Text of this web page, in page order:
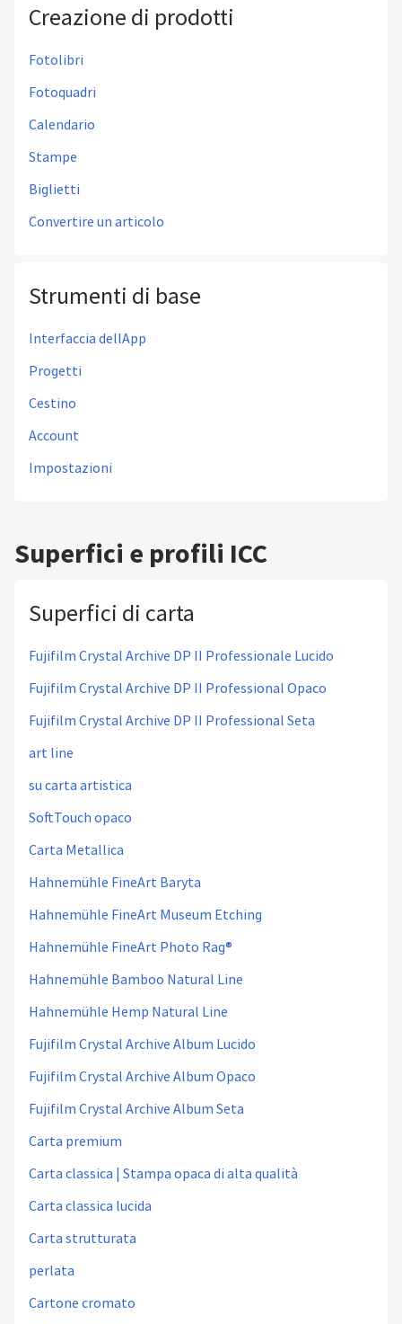
Creazione di prodotti
Fotolibri
Fotoquadri
Calendario
Stampe
Biglietti
Convertire un articolo
Strumenti di base
Interfaccia dellApp
Progetti
Cestino
Account
Impostazioni
Superfici e profili ICC
Superfici di carta
Fujifilm Crystal Archive DP II Professionale Lucido
Fujifilm Crystal Archive DP II Professional Opaco
Fujifilm Crystal Archive DP II Professional Seta
art line
su carta artistica
SoftTouch opaco
Carta Metallica
Hahnemühle FineArt Baryta
Hahnemühle FineArt Museum Etching
Hahnemühle FineArt Photo Rag®
Hahnemühle Bamboo Natural Line
Hahnemühle Hemp Natural Line
Fujifilm Crystal Archive Album Lucido
Fujifilm Crystal Archive Album Opaco
Fujifilm Crystal Archive Album Seta
Carta premium
Carta classica | Stampa opaca di alta qualità
Carta classica lucida
Carta strutturata
perlata
Cartone cromato